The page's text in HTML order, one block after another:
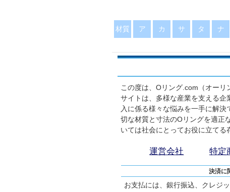
材質 ア カ サ タ ナ
この度は、Oリング.com（オー
サイトは、多様な産業を支える
入に係る様々な悩みを一手に解
切な材質と寸法のOリングを適正
いては社会にとってお役に立てる
運営会社 特定
決済に
お支払には、銀行振込、クレジ